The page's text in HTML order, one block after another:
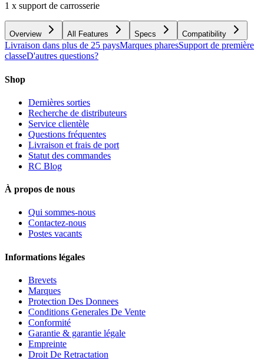
1 x support de carrosserie
Overview All Features Specs Compatibility
Livraison dans plus de 25 paysMarques pharesSupport de première
classeD'autres questions?
Shop
Dernières sorties
Recherche de distributeurs
Service clientèle
Questions fréquentes
Livraison et frais de port
Statut des commandes
RC Blog
À propos de nous
Qui sommes-nous
Contactez-nous
Postes vacants
Informations légales
Brevets
Marques
Protection Des Donnees
Conditions Generales De Vente
Conformité
Garantie & garantie légale
Empreinte
Droit De Retractation